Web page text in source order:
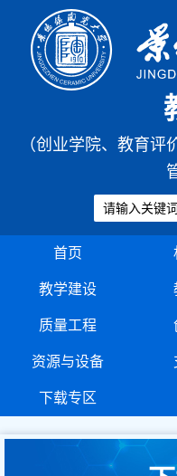
（创业学院、教育
首页
教学建设
质量工程
资源与设备
下载专区